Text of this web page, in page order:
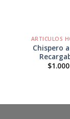
ARTICULOS
Chispero
$1.000